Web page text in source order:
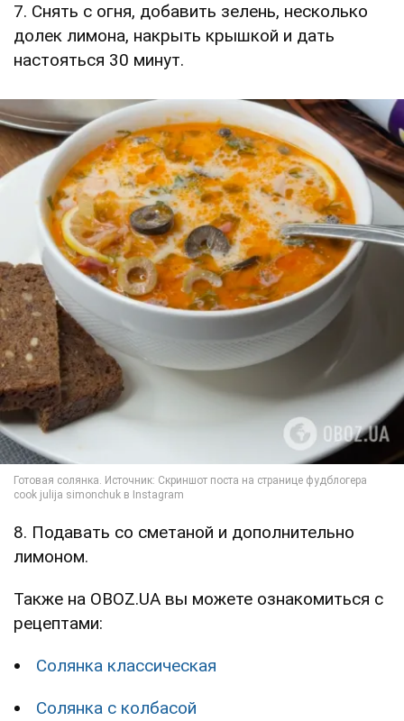
7. Снять с огня, добавить зелень, несколько
долек лимона, накрыть крышкой и дать
настояться 30 минут.
8. Подавать со сметаной и дополнительно
лимоном.
Также на OBOZ.UA вы можете ознакомиться с
рецептами:
Солянка классическая
Солянка с колбасой